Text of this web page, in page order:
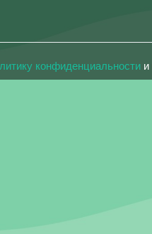
конфиденциальности и